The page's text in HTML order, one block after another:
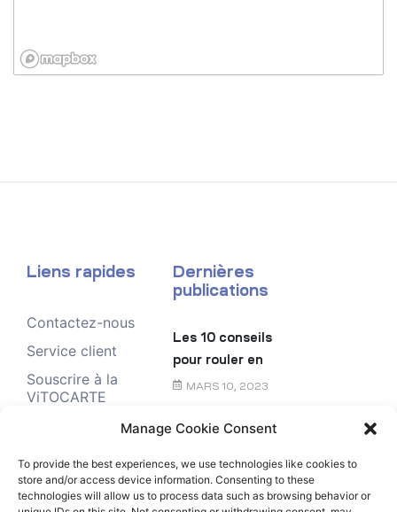
Manage Cookie Consent
To provide the best experiences, we use technologies like cookies to
store and/or access device information. Consenting to these
technologies will allow us to process data such as browsing behavior or
Liens rapides
Contactez-nous
Service client
Souscrire à la
ViTOCARTE
Dernières
publications
Les 10 conseils
pour rouler en
toute sécurité
MARS 10, 2023
Le chèque
FÉVRIER 6, 2023